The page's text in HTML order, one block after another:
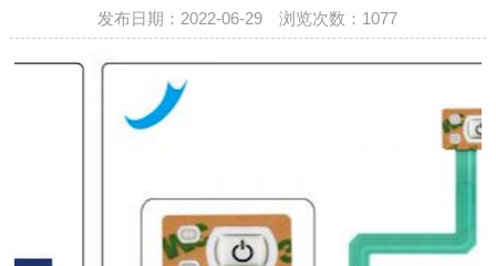
发布日期：2022-06-29 浏览次数： 1077